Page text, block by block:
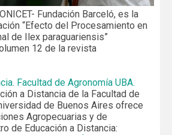
Fundación Barceló, es la
“Efecto del Procesamiento en
de Ilex paraguariensis”
12 de la revista
Facultad de Agronomí­a UBA.
a Distancia de la Facultad de
de Buenos Aires ofrece
Agropecuarias y de
de Educación a Distancia: